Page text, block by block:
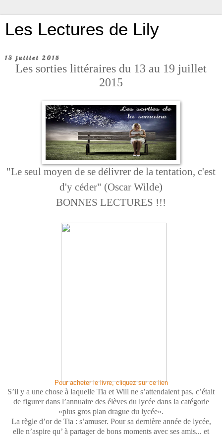
Les Lectures de Lily
13 juillet 2015
Les sorties littéraires du 13 au 19 juillet
2015
"Le seul moyen de se délivrer de la tentation, c'est
d'y céder" (Oscar Wilde)
BONNES LECTURES !!!
Pour acheter le livre, cliquez sur ce lien
S’il y a une chose à laquelle Tia et Will ne s’attendaient pas, c’était
de figurer dans l’annuaire des élèves du lycée dans la catégorie
«plus gros plan drague du lycée».
La règle d’or de Tia : s’amuser. Pour sa dernière année de lycée,
elle n’aspire qu’ à partager de bons moments avec ses amis... et